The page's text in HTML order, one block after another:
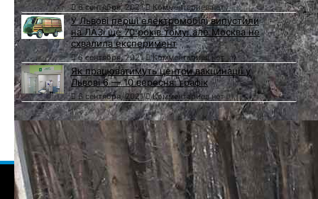
6 сентября, 2021 Комментариев нет
У Львові перші електромобілі випустили
на ЛАЗі ще 70 років тому: але Москва не
схвалила експеримент
6 сентября, 2021 Комментариев нет
Як працюватимуть центри вакцинації у
Львові 6 — 10 вересня: графік
6 сентября, 2021 Комментариев нет